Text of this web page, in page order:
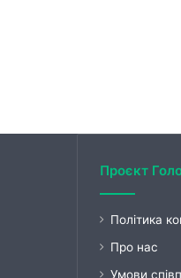
Проєкт
Політика
Про нас
Умови